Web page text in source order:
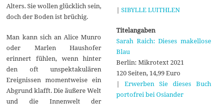
Alters. Sie wollen glücklich sein,
doch der Boden ist brüchig.
Man kann sich an Alice Munro
oder Marlen Haushofer
erinnert fühlen, wenn hinter
den oft unspektakulären
Ereignissen momentweise ein
Abgrund klafft. Die äußere Welt
und die Innenwelt der
| SIBYLLE LUITHLEN
Titelangaben
Sarah Raich: Dieses makellose
Blau
Berlin: Mikrotext 2021
120 Seiten, 14,99 Euro
| Erwerben Sie dieses Buch
portofrei bei Osiander